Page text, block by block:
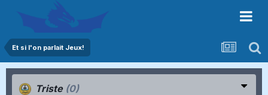
Et si l'on parlait Jeux!
Triste (0)